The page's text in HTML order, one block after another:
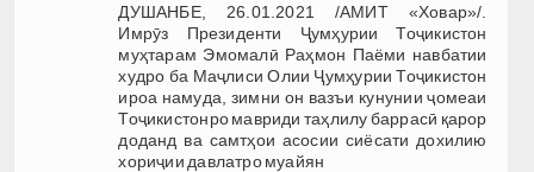
ДУШАНБЕ, 26.01.2021 /АМИТ «Ховар»/.
Имрӯз Президенти Ҷумҳурии Тоҷикистон
муҳтарам Эмомалӣ Раҳмон Паёми навбатии
худро ба Маҷлиси Олии Ҷумҳурии Тоҷикистон
ироа намуда, зимни он вазъи кунунии ҷомеаи
Тоҷикистонро мавриди таҳлилу баррасӣ қарор
доданд ва самтҳои асосии сиёсати дохилию
хориҷии давлатро муайян